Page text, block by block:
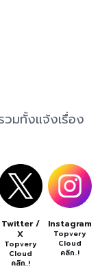
วมทั้งแจ้งเรื่อง
Twitter /
X
Topvery
Cloud
คลิก..!
Instagram
Topvery
Cloud
คลิก..!